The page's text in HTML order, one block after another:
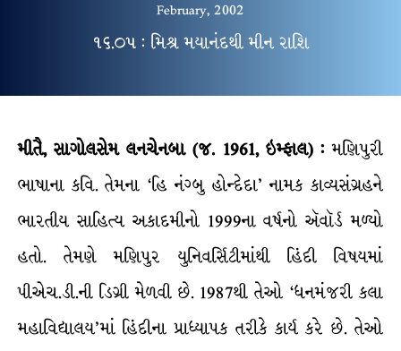
February, 2002
૧૬.૦૫ : મિશ્ર મયાનંદથી મીન રાશિ
મીતૈ, સાગોલસેમ લનચેનબા (જ. 1961, ઇમ્ફાલ) : મણિપુરી
ભાષાના કવિ. તેમના ‘હિ નંગ્બુ હોન્દેદા’ નામક કાવ્યસંગ્રહને
ભારતીય સાહિત્ય અકાદમીનો 1999ના વર્ષનો ઍવૉર્ડ મળ્યો
હતો. તેમણે મણિપુર યુનિવર્સિટીમાંથી હિંદી વિષયમાં
પીએચ.ડી.ની ડિગ્રી મેળવી છે. 1987થી તેઓ ‘ધનમંજરી કલા
મહાવિદ્યાલય’માં હિંદીના પ્રાધ્યાપક તરીકે કાર્ય કરે છે. તેઓ